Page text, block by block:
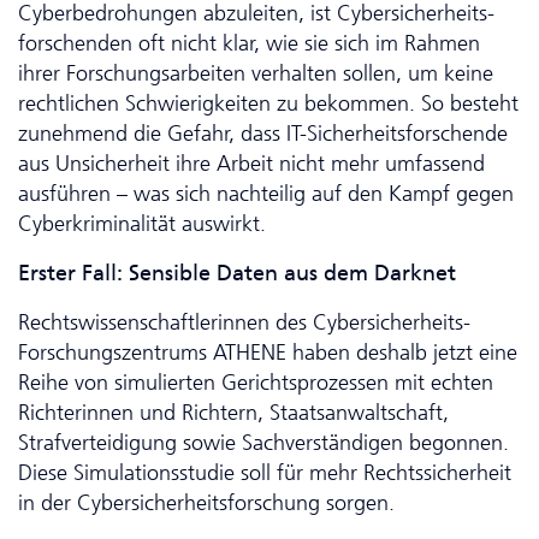
Cyberbedrohungen abzuleiten, ist Cyber­sicher­heits­
forschenden oft nicht klar, wie sie sich im Rahmen
ihrer For­schungs­arbeiten verhalten sollen, um keine
rechtlichen Schwierigkeiten zu bekommen. So besteht
zunehmend die Gefahr, dass IT-Sicherheitsforschende
aus Unsicherheit ihre Arbeit nicht mehr umfassend
ausführen – was sich nachteilig auf den Kampf gegen
Cyberkriminalität auswirkt.
Erster Fall: Sensible Daten aus dem Darknet
Rechtswissenschaftlerinnen des Cybersicherheits-
Forschungszentrums ATHENE haben deshalb jetzt eine
Reihe von simulierten Gerichtsprozessen mit echten
Richterinnen und Richtern, Staatsanwaltschaft,
Strafverteidigung sowie Sachverständigen begonnen.
Diese Si­mu­la­tionsstudie soll für mehr Rechtssicherheit
in der Cyber­sicher­heits­forschung sorgen.